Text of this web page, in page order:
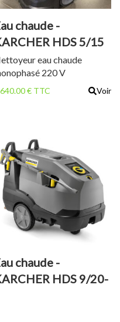
chaude -
HDS 5/15
eau chaude
220 V
€ TTC Voir
chaude -
HDS 9/20-